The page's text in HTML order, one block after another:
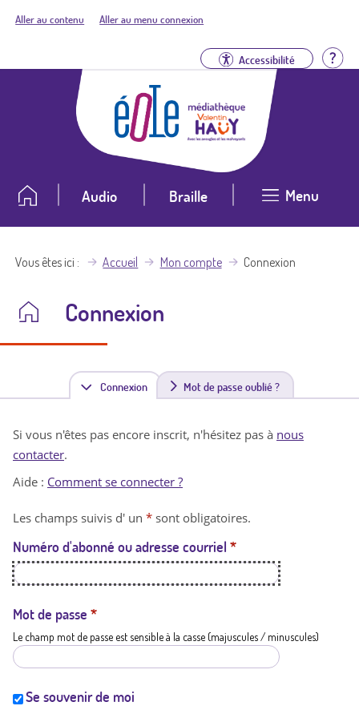
Aller au contenu Aller au menu connexion
Accessibilité
Audio Braille Menu
Vous êtes ici Accueil Mon compte Connexion
Connexion
Connexion(
n
t
a
t
i
Mot de passe oublié ?
Si vous n'êtes pas encore inscrit, n'hésitez pas à nous
contacter.
Aide : Comment se connecter ?
Les champs suivis d' un * sont obligatoires.
Numéro d'abonné ou adresse courriel *
Mot de passe *
Le champ mot de passe est sensible à la casse (majuscules / minuscules)
Se souvenir de moi